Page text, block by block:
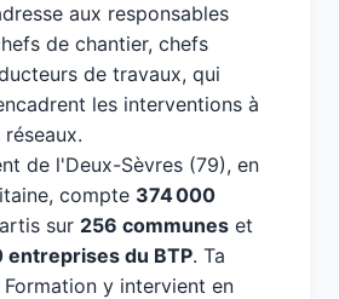
aux responsables
de chantier, chefs
de travaux, qui
les interventions à
de l'Deux-Sèvres (79), en
compte 374 000
sur 256 communes et
entreprises du BTP. Ta
Formation y intervient en